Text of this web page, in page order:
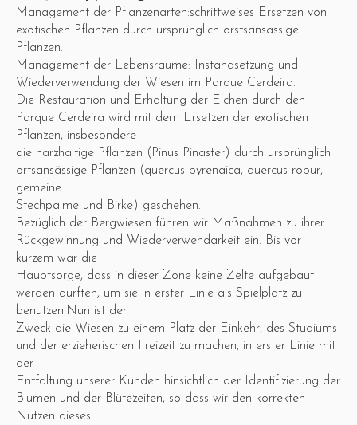
Management der Pflanzenarten:schrittweises Ersetzen von
exotischen Pflanzen durch ursprünglich orstsansässige
Pflanzen.
Management der Lebensräume: Instandsetzung und
Wiederverwendung der Wiesen im Parque Cerdeira.
Die Restauration und Erhaltung der Eichen durch den
Parque Cerdeira wird mit dem Ersetzen der exotischen
Pflanzen, insbesondere
die harzhaltige Pflanzen (Pinus Pinaster) durch ursprünglich
ortsansässige Pflanzen (quercus pyrenaica, quercus robur,
gemeine
Stechpalme und Birke) geschehen.
Bezüglich der Bergwiesen führen wir Maßnahmen zu ihrer
Rückgewinnung und Wiederverwendarkeit ein. Bis vor
kurzem war die
Hauptsorge, dass in dieser Zone keine Zelte aufgebaut
werden dürften, um sie in erster Linie als Spielplatz zu
benutzen.Nun ist der
Zweck die Wiesen zu einem Platz der Einkehr, des Studiums
und der erzieherischen Freizeit zu machen, in erster Linie mit
der
Entfaltung unserer Kunden hinsichtlich der Identifizierung der
Blumen und der Blütezeiten, so dass wir den korrekten
Nutzen dieses